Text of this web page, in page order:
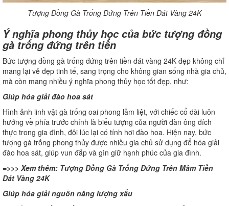
Tượng Đồng Gà Trống Đứng Trên Tiền Dát Vàng 24K
Ý nghĩa phong thủy học của bức tượng đồng
gà trống đứng trên tiền
Bức tượng đồng gà trống đứng trên tiền dát vàng 24K đẹp không chỉ
mang lại vẻ đẹp tinh tế, sang trọng cho không gian sống nhà gia chủ,
mà còn mang nhiều ý nghĩa phong thủy học tốt đẹp, như:
Giúp hóa giải đào hoa sát
Hình ảnh linh vật gà trống oai phong lẫm liệt, với chiếc cổ dài luôn
hướng về phía trước chính là biểu tượng của người đàn ông đích
thực trong gia đình, đôi lúc lại có tính hơi đào hoa. Hiện nay, bức
tượng gà trống phong thủy được nhiều gia chủ sử dụng để hóa giải
đào hoa sát, giúp vun đắp và gìn giữ hạnh phúc của gia đình.
=>>> Xem thêm: Tượng Đồng Gà Trống Đứng Trên Mâm Tiền
Dát Vàng 24K
Giúp hóa giải nguồn năng lượng xấu